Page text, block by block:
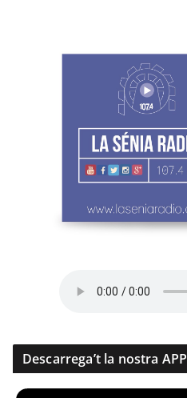
Descarrega’t la nostra APP